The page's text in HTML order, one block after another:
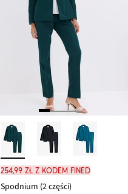
254,99 zł z kodem FINED
Spodnium (2 części)